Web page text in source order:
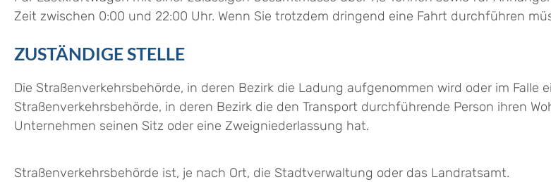
Zeit zwischen 0:00 und 22:00 Uhr. Wenn Sie trotzdem dringend eine Fahrt durchführen
ZUSTÄNDIGE STELLE
Die Straßenverkehrsbehörde, in deren Bezirk die Ladung aufgenommen wird oder im
Straßenverkehrsbehörde, in deren Bezirk die den Transport durchführende Person ihren
Unternehmen seinen Sitz oder eine Zweigniederlassung hat.
Straßenverkehrsbehörde ist, je nach Ort, die Stadtverwaltung oder das Landratsamt.